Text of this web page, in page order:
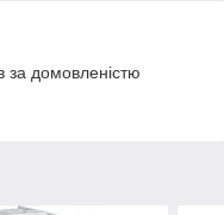
за домовленістю